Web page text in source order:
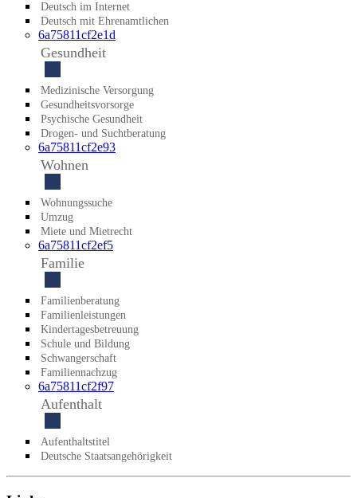
Deutsch im Internet
Deutsch mit Ehrenamtlichen
6a75811cf2e1d
Gesundheit
Medizinische Versorgung
Gesundheitsvorsorge
Psychische Gesundheit
Drogen- und Suchtberatung
6a75811cf2e93
Wohnen
Wohnungssuche
Umzug
Miete und Mietrecht
6a75811cf2ef5
Familie
Familienberatung
Familienleistungen
Kindertagesbetreuung
Schule und Bildung
Schwangerschaft
Familiennachzug
6a75811cf2f97
Aufenthalt
Aufenthaltstitel
Deutsche Staatsangehörigkeit